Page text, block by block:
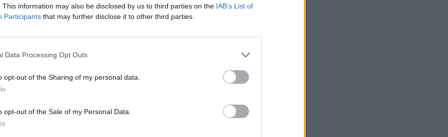
This information may also be disclosed by us to third parties on the IAB’s List of
Participants that may further disclose it to other third parties.
Data Processing Opt Outs
opt-out of the Sharing of my personal data.
opt-out of the Sale of my Personal Data.
η ενίσχυση του δομικού πληθωρισμού, ο
τιμές της ενέργειας και των μη
δείκτης αυξήθηκε στο 2,3% από 2,1%
τα σενάρια για περαιτέρω σύσφιξη της